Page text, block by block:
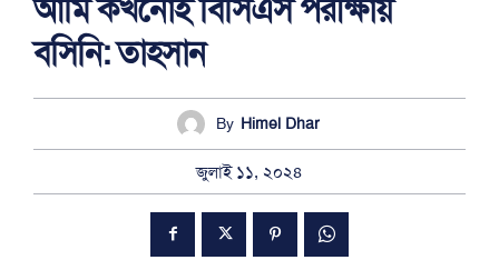
আমি কখনোই বিসিএস পরীক্ষায়
বসিনি: তাহসান
By Himel Dhar
জুলাই ১১, ২০২৪